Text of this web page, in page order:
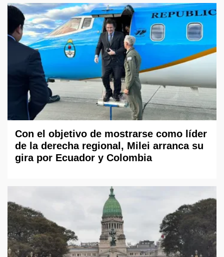
Con el objetivo de mostrarse como líder
de la derecha regional, Milei arranca su
gira por Ecuador y Colombia